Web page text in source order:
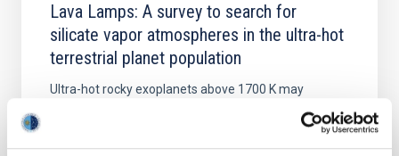
Lava Lamps: A survey to search for
silicate vapor atmospheres in the ultra-hot
terrestrial planet population
Ultra-hot rocky exoplanets above 1700 K may
to have their surfaces vaporize and become a silicate
vapor atmosphere. Secondary eclipse thermal